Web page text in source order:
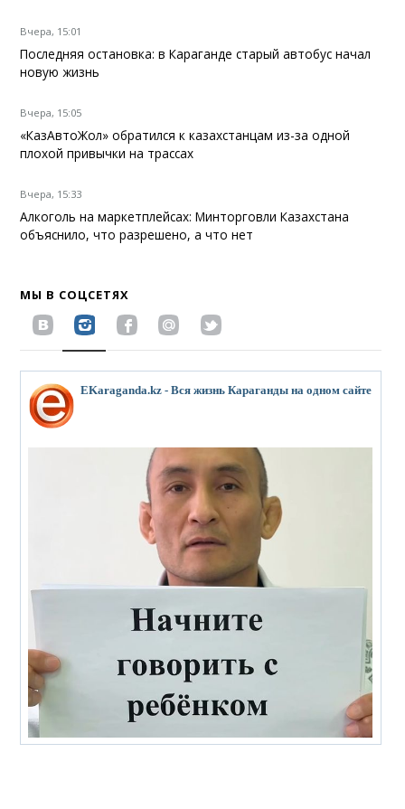
Вчера, 15:01
Последняя остановка: в Караганде старый автобус начал
новую жизнь
Вчера, 15:05
«КазАвтоЖол» обратился к казахстанцам из-за одной
плохой привычки на трассах
Вчера, 15:33
Алкоголь на маркетплейсах: Минторговли Казахстана
объяснило, что разрешено, а что нет
МЫ В СОЦСЕТЯХ
EKaraganda.kz - Вся жизнь Караганды на одном сайте